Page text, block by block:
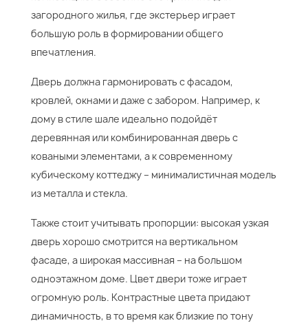
загородного жилья, где экстерьер играет
большую роль в формировании общего
впечатления.
Дверь должна гармонировать с фасадом,
кровлей, окнами и даже с забором. Например, к
дому в стиле шале идеально подойдёт
деревянная или комбинированная дверь с
коваными элементами, а к современному
кубическому коттеджу – минималистичная модель
из металла и стекла.
Также стоит учитывать пропорции: высокая узкая
дверь хорошо смотрится на вертикальном
фасаде, а широкая массивная – на большом
одноэтажном доме. Цвет двери тоже играет
огромную роль. Контрастные цвета придают
динамичность, в то время как близкие по тону